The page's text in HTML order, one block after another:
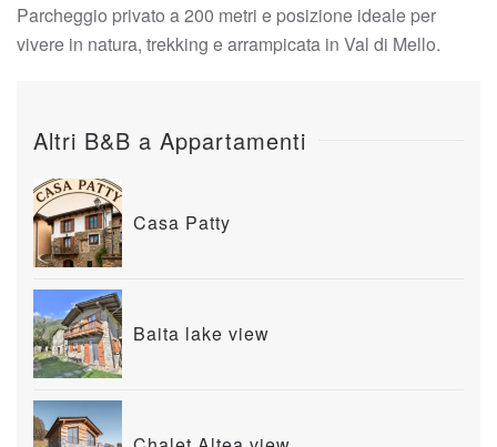
Parcheggio privato a 200 metri e posizione ideale per
vivere in natura, trekking e arrampicata in Val di Mello.
Altri B&B a Appartamenti
Casa Patty
Baita lake view